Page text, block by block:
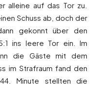
alleine auf das Tor zu.
Schuss ab, doch der
gekonnt über den
ins leere Tor ein. Im
die Gäste mit dem
im Strafraum fand den
Minute stellten die